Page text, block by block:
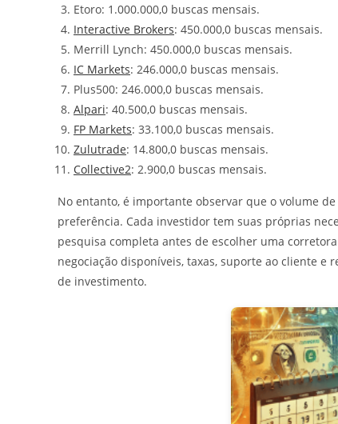
Etoro: 1.000.000,0 buscas mensais.
Interactive Brokers: 450.000,0 buscas mensais.
Merrill Lynch: 450.000,0 buscas mensais.
IC Markets: 246.000,0 buscas mensais.
Plus500: 246.000,0 buscas mensais.
Alpari: 40.500,0 buscas mensais.
FP Markets: 33.100,0 buscas mensais.
Zulutrade: 14.800,0 buscas mensais.
Collective2: 2.900,0 buscas mensais.
No entanto, é importante observar que o volume
preferência. Cada investidor tem suas próprias
pesquisa completa antes de escolher uma
negociação disponíveis, taxas, suporte ao cliente
de investimento.